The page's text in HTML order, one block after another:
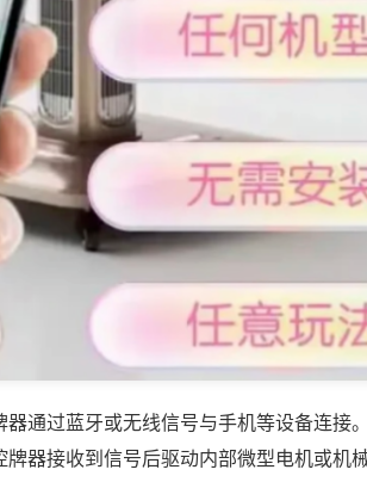
通过蓝牙或无线信号与手机等设备连接
器接收到信号后驱动内部微型电机或机